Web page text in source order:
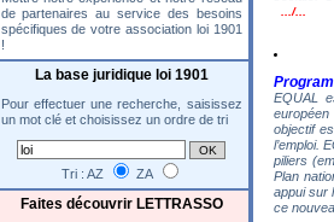
de partenaires au service des besoins
spécifiques de votre association loi 1901
!
La base juridique loi 1901
Pour effectuer une recherche, saisissez
un mot clé et choisissez un ordre de tri
Tri : AZ ZA
Faites découvrir LETTRASSO
.../...
EQUAL
objectif
l’emploi.
piliers
Plan
appui sur
ce